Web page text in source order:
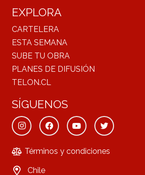
EXPLORA
CARTELERA
ESTA SEMANA
SUBE TU OBRA
PLANES DE DIFUSIÓN
TELON.CL
SÍGUENOS
Términos y condiciones
Chile